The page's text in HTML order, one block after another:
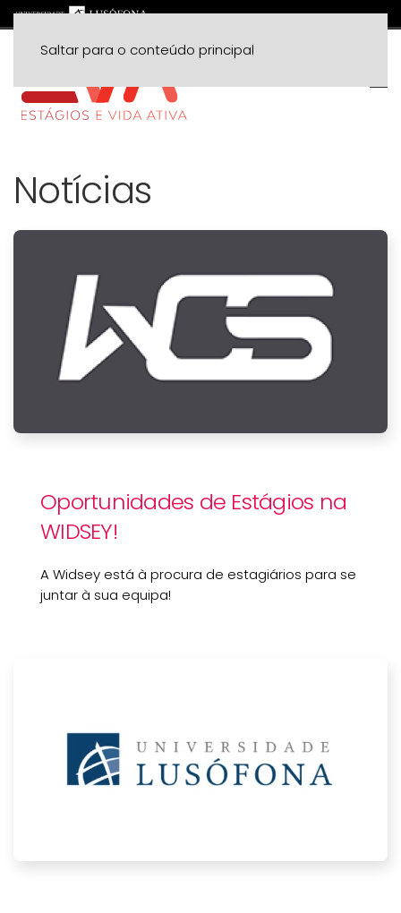
Saltar para o conteúdo principal
Notícias
Oportunidades de Estágios na
WIDSEY!
A Widsey está à procura de estagiários para se
juntar à sua equipa!